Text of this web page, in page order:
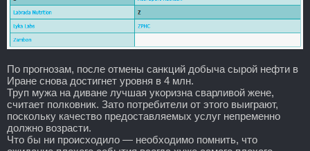
По прогнозам, после отмены санкций добыча сырой нефти в
Иране снова достигнет уровня в 4 млн.
Труп мужа на диване лучшая укоризна сварливой жене,
считает полковник. Зато потребители от этого выиграют,
поскольку качество предоставляемых услуг непременно
должно возрасти.
Что бы ни происходило — необходимо помнить, что